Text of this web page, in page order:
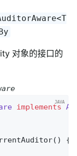
对象的接口的
implements
() {